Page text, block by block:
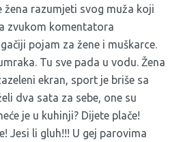
žena razumjeti svog muža koji
zvukom komentatora
pojam za žene i muškarce.
Tu sve pada u vodu. Žena
ekran, sport je briše sa
dva sata za sebe, one su
je u kuhinji? Dijete plače!
Jesi li gluh!!! U gej parovima